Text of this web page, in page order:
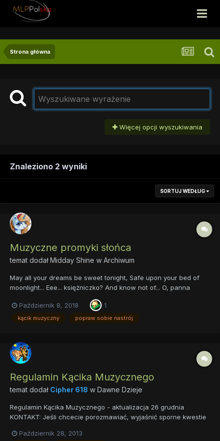
Strona główna
Więcej opcji wyszukiwania
Znaleziono 2 wyniki
SORTUJ WEDŁUG
Muzyczne promyki słońca
temat dodałMidday Shine w Archiwum
May all your dreams be sweet tonight, Safe upon your bed of
moonlight... Eee... księżniczko? And know not of... O, panna
mi nową porcję pytań? Nie tym razem. Szonszczyk obiecał się
nimi zająć. Mogę spytać, czemu znow...
Październik 8, 2018 1
kącik muzyczny popraw sobie nastrój
Regulamin Kącika Muzycznego
temat dodał Cipher 618 w Dawne Dzieje
Regulamin Kącika Muzycznego - aktualizacja 26 grudnia
KONTAKT: Jeśli chcecie porozmawiać, wyjaśnić sporne kwestie
podając nick. Odrzucam wszelkich Galów Anonimów. W kąciku
Październik 28, 2013